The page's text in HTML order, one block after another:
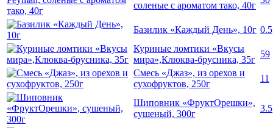
соленые с ароматом тако, 40г
Базилик «Каждый День», 10г 0.5
Куриные ломтики «Вкусы
мира»,Клюква-брусника, 35г
59
Смесь «Джаз», из орехов и
сухофруктов, 250г
11
Шиповник «ФруктОрешки»,
сушеный, 300г
3.5